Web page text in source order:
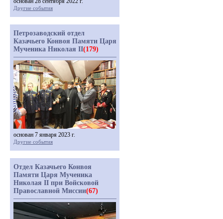
Другие события
Петрозаводский отдел
Казачьего Конвоя Памяти Царя
Мученика Николая II(179)
основан 7 января 2023 г.
Другие события
Отдел Казачьего Конвоя
Памяти Царя Мученика
Николая II при Войсковой
Православной Миссии(67)